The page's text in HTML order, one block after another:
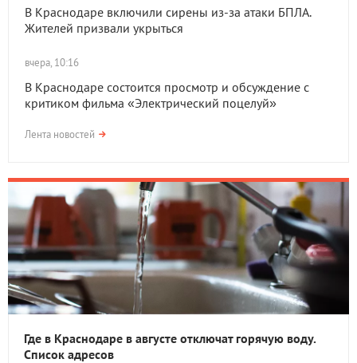
В Краснодаре включили сирены из-за атаки БПЛА.
Жителей призвали укрыться
вчера, 10:16
В Краснодаре состоится просмотр и обсуждение с
критиком фильма «Электрический поцелуй»
Лента новостей
Где в Краснодаре в августе отключат горячую воду.
Список адресов